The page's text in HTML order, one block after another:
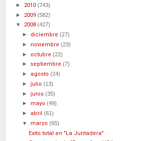
► 2010 (743)
► 2009 (582)
▼ 2008 (427)
► diciembre(27)
► noviembre(23)
► octubre(22)
► septiembre(7)
► agosto(24)
►julio(13)
►junio(35)
► mayo(49)
► abril(61)
▼ marzo(65)
Exito total en "La Juntadera"